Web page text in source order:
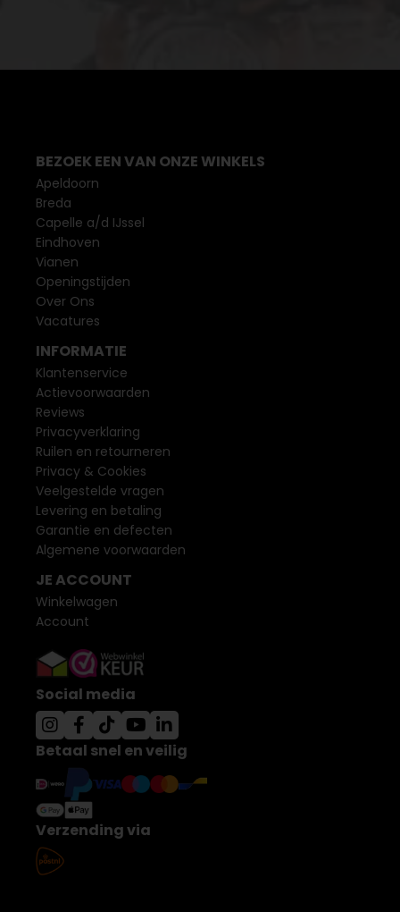
BEZOEK EEN VAN ONZE WINKELS
Apeldoorn
Breda
Capelle a/d IJssel
Eindhoven
Vianen
Openingstijden
Over Ons
Vacatures
INFORMATIE
Klantenservice
Actievoorwaarden
Reviews
Privacyverklaring
Ruilen en retourneren
Privacy & Cookies
Veelgestelde vragen
Levering en betaling
Garantie en defecten
Algemene voorwaarden
JE ACCOUNT
Winkelwagen
Account
Social media
Betaal snel en veilig
Verzending via